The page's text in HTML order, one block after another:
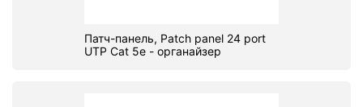
Патч-панель, Patch panel 24 port
UTP Cat 5e - органайзер